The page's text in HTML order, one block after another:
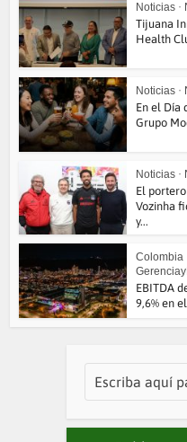
Noticias •
Tijuana
Health
Noticias •
En el Día
Grupo
Noticias •
El
Vozinha
y...
Colombia
EBITDA
9,6% en